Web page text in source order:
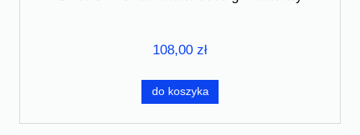
108,00 zł
do koszyka